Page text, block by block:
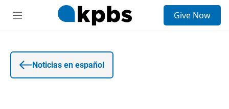
S
i
o
Give Now
Noticias en español